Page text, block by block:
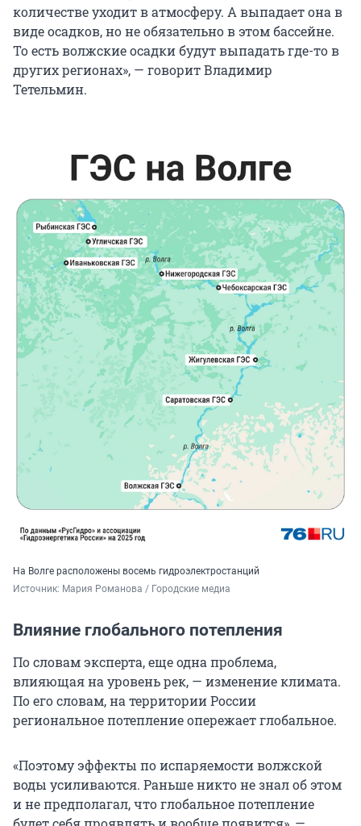
количестве уходит в атмосферу. А выпадает она в
виде осадков, но не обязательно в этом бассейне.
То есть волжские осадки будут выпадать где-то в
других регионах», — говорит Владимир
Тетельмин.
На Волге расположены восемь гидроэлектростанций
Источник: Мария Романова / Городские медиа
Влияние глобального потепления
По словам эксперта, еще одна проблема,
влияющая на уровень рек, — изменение климата.
По его словам, на территории России
региональное потепление опережает глобальное.
«Поэтому эффекты по испаряемости волжской
воды усиливаются. Раньше никто не знал об этом
и не предполагал, что глобальное потепление